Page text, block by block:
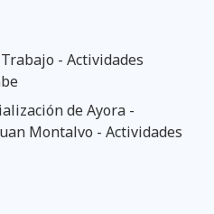
- Actividades
de Ayora -
Montalvo - Actividades